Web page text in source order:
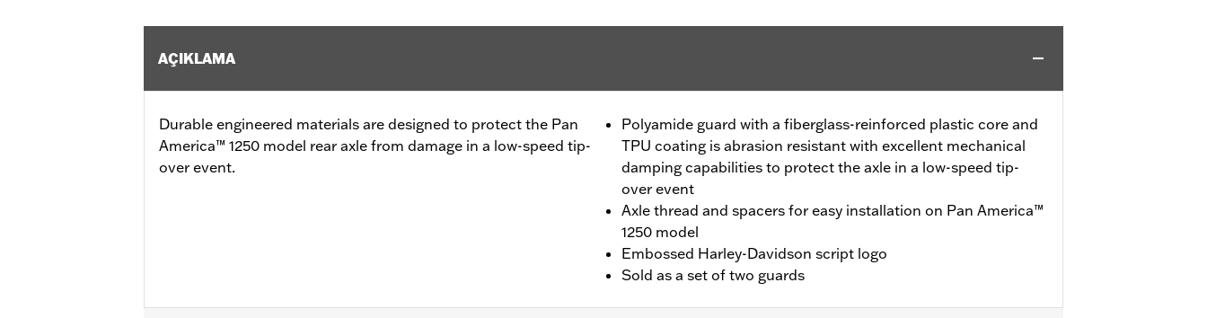
AÇIKLAMA
Durable engineered materials are designed to protect the Pan
America™ 1250 model rear axle from damage in a low-speed tip-
over event.
Polyamide guard with a fiberglass-reinforced plastic core and
TPU coating is abrasion resistant with excellent mechanical
damping capabilities to protect the axle in a low-speed tip-
over event
Axle thread and spacers for easy installation on Pan America™
1250 model
Embossed Harley-Davidson script logo
Sold as a set of two guards